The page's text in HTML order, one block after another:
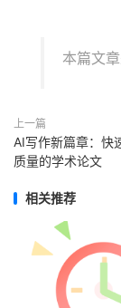
本篇文
上一篇
AI写作新篇章：快
质量的学术论文
相关推荐